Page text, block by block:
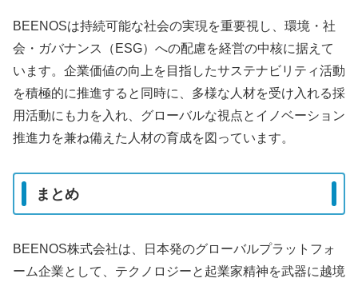
BEENOSは持続可能な社会の実現を重要視し、環境・社
会・ガバナンス（ESG）への配慮を経営の中核に据えて
います。企業価値の向上を目指したサステナビリティ活動
を積極的に推進すると同時に、多様な人材を受け入れる採
用活動にも力を入れ、グローバルな視点とイノベーション
推進力を兼ね備えた人材の育成を図っています。
まとめ
BEENOS株式会社は、日本発のグローバルプラットフォ
ーム企業として、テクノロジーと起業家精神を武器に越境